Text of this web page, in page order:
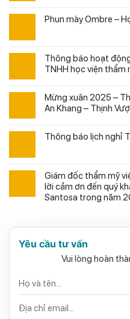
Phun mày Ombre –
Thông báo hoạt
TNHH học viện thẩm
Mừng xuân 2025 –
An Khang – Thịnh
Thông báo lịch nghỉ
Giám đốc thẩm mỹ
lời cảm ơn đến quý
Santosa trong năm
Yêu cầu tư vấn
Vui lòng hoàn